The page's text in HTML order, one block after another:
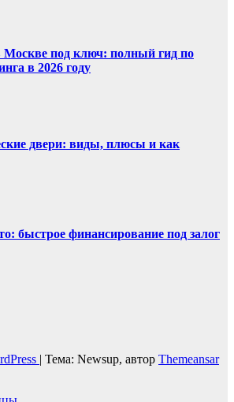
Москве под ключ: полный гид по
в 2026 году
двери: виды, плюсы и как
быстрое финансирование под залог
Тема: Newsup, автор Themeansar